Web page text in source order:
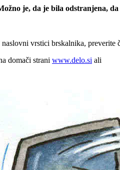
je, da je bila odstranjena,
vrstici brskalnika, preverite
domači strani www.delo.si ali